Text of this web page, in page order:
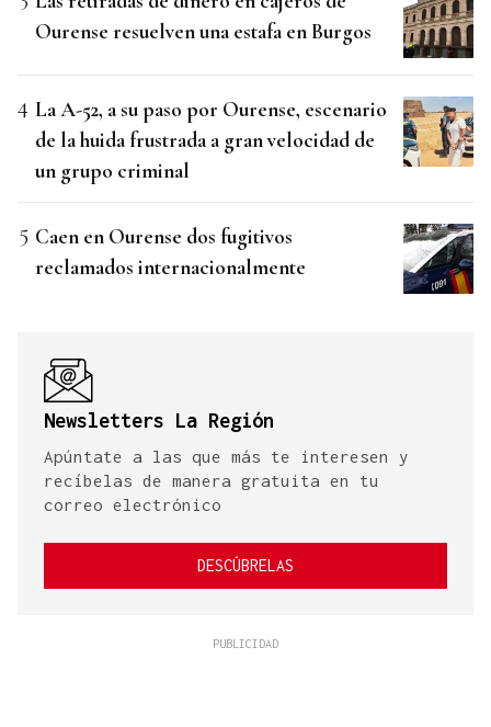
Ourense resuelven una estafa en Burgos
La A-52, a su paso por Ourense, escenario
de la huida frustrada a gran velocidad de
un grupo criminal
Caen en Ourense dos fugitivos
reclamados internacionalmente
Newsletters La Región
Apúntate a las que más te interesen y
recíbelas de manera gratuita en tu
correo electrónico
DESCÚBRELAS